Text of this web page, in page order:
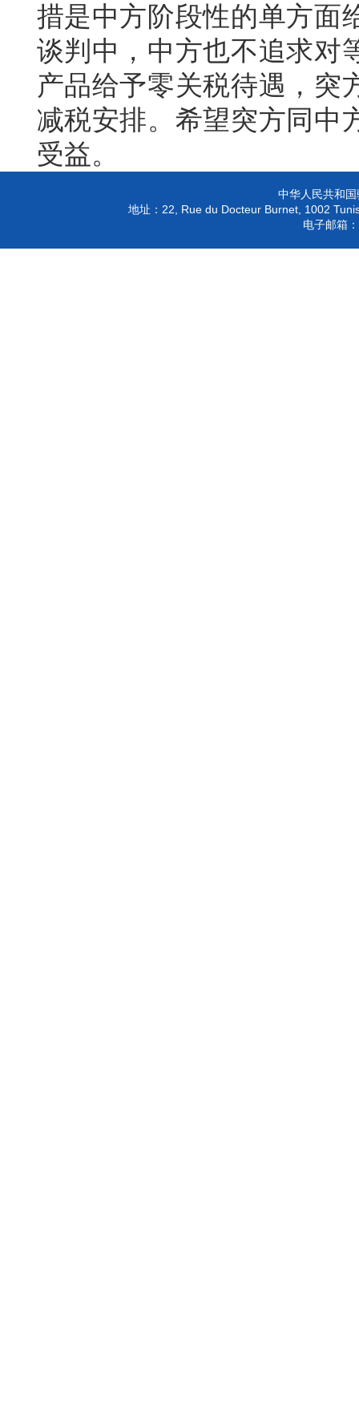
措是中方阶段性的单方面
谈判中，中方也不追求对
产品给予零关税待遇，突
减税安排。希望突方同中
受益。
中华人民共和
地址： 22, Rue du Docteur Burnet, 1002
电子邮箱：